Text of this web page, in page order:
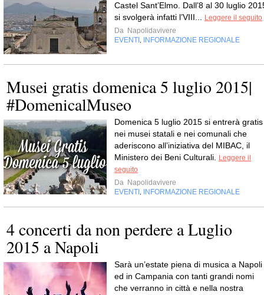
Castel Sant’Elmo. Dall’8 al 30 luglio
si svolgerà infatti l’VIII...
Leggere il seguito
Da Napolidavivere
EVENTI
INFORMAZIONE REGIONALE
Musei gratis domenica 5 luglio 2015|
#DomenicalMuseo
Domenica 5 luglio 2015 si entrerà gratis
nei musei statali e nei comunali che
aderiscono all’iniziativa del MIBAC, il
Ministero dei Beni Culturali.
Leggere il
seguito
Da Napolidavivere
EVENTI
INFORMAZIONE REGIONALE
4 concerti da non perdere a Luglio
2015 a Napoli
Sarà un’estate piena di musica a Napoli
ed in Campania con tanti grandi nomi
che verranno in città e nella nostra